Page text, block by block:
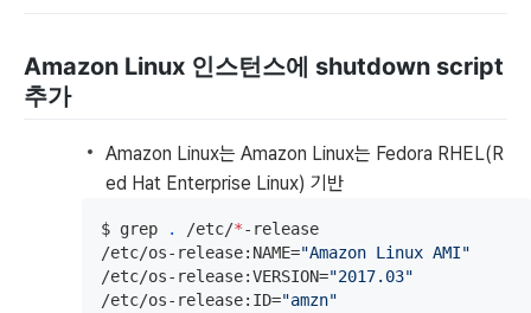
Amazon Linux 인스턴스에 shutdown script
추가
Amazon Linux는 Amazon Linux는 Fedora RHEL(R
ed Hat Enterprise Linux) 기반
$ grep . /etc/*-release
/etc/os-release:NAME="Amazon Linux AMI"
/etc/os-release:VERSION="2017.03"
/etc/os-release:ID="amzn"